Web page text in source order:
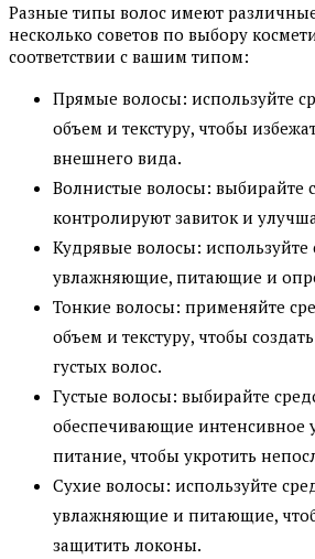
Разные типы волос имеют
несколько советов по выбору
соответствии с вашим типом:
Прямые волосы: используйте
объем и текстуру, чтобы
внешнего вида.
Волнистые волосы: выбирайте
контролируют завиток и
Кудрявые волосы: используйте
увлажняющие, питающие и
Тонкие волосы: применяйте
объем и текстуру, чтобы
густых волос.
Густые волосы: выбирайте
обеспечивающие интенсивное
питание, чтобы укротить
Сухие волосы: используйте
увлажняющие и питающие,
защитить локоны.